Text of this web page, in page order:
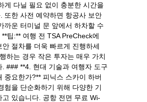
게 다닐 필요 없이 충분한 시간을
또한 사전 예약하면 항공사 보안
까운 터미널 문 앞에서 하차할 수
팁:** 여행 전 TSA PreCheck에
안 절차를 더욱 빠르게 진행하세
하는 경우 작은 투자는 매우 가치
. ### **4. 현대 기술과 여행자 도구
중요한가?** 피닉스 스카이 하버
험을 단순화하기 위해 다양한 기
고 있습니다. 공항 전면 무료 Wi-